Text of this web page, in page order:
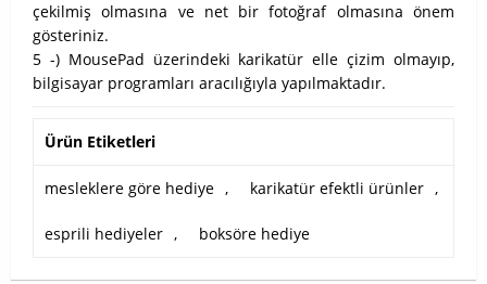
çekilmiş olmasına ve net bir fotoğraf olmasına önem
gösteriniz.
5 -) MousePad üzerindeki karikatür elle çizim olmayıp,
bilgisayar programları aracılığıyla yapılmaktadır.
Ürün Etiketleri
mesleklere göre hediye , karikatür efektli ürünler ,
esprili hediyeler , boksöre hediye